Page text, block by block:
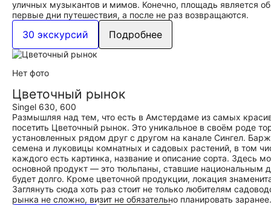
уличных музыкантов и мимов. Конечно, площадь является
первые дни путешествия, а после не раз возвращаются.
30 экскурсий Подробнее
Нет фото
Цветочный рынок
Singel 630, 600
Размышляя над тем, что есть в Амстердаме из самых
посетить Цветочный рынок. Это уникальное в своём роде
установленных рядом друг с другом на канале Сингел.
семена и луковицы комнатных и садовых растений, в том
каждого есть картинка, название и описание сорта. Здесь
основной продукт — это тюльпаны, ставшие
будет долго. Кроме цветочной продукции, локация
Заглянуть сюда хоть раз стоит не только любителям
рынка не сложно, визит не обязательно планировать заранее.